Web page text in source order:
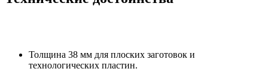
Толщина 38 мм для плоских заготовок и
технологических пластин.